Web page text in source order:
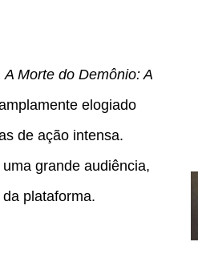
A Morte do Demônio: A
elogiado
de ação intensa.
grande audiência,
plataforma.